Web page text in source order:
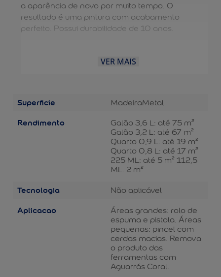
a aparência de novo por muito tempo. O
resultado é uma pintura com acabamento
perfeito. Possui durabilidade de 10 anos.
VER MAIS
Superficie MadeiraMetal
Rendimento
Galão 3,6 L: até 75 m²
Galão 3,2 L: até 67 m²
Quarto 0,9 L: até 19 m²
Quarto 0,8 L: até 17 m²
225 ML: até 5 m² 112,5
ML: 2 m²
Tecnologia Não aplicável
Aplicacao
Áreas grandes: rolo de
espuma e pistola. Áreas
pequenas: pincel com
cerdas macias. Remova
o produto das
ferramentas com
Aguarrás Coral.